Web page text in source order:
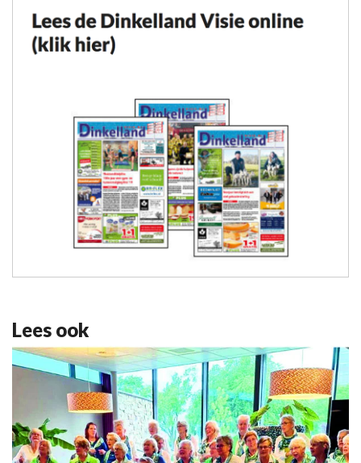
Lees ook